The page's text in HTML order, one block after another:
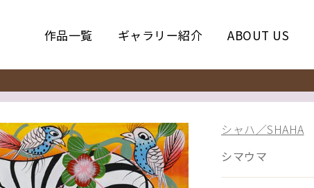
作品一覧 ギャラリー紹介 ABOUT US
シャハ／SHAHA
シマウマ